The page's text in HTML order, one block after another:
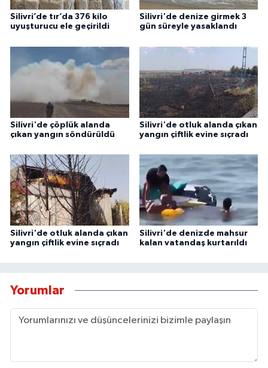
Silivri’de tır’da 376 kilo
uyuşturucu ele geçirildi
Silivri'de denize girmek 3
gün süreyle yasaklandı
Silivri'de çöplük alanda
çıkan yangın söndürüldü
Silivri'de otluk alanda çıkan
yangın çiftlik evine sıçradı
Silivri'de otluk alanda çıkan
yangın çiftlik evine sıçradı
Silivri'de denizde mahsur
kalan vatandaş kurtarıldı
Yorumlar